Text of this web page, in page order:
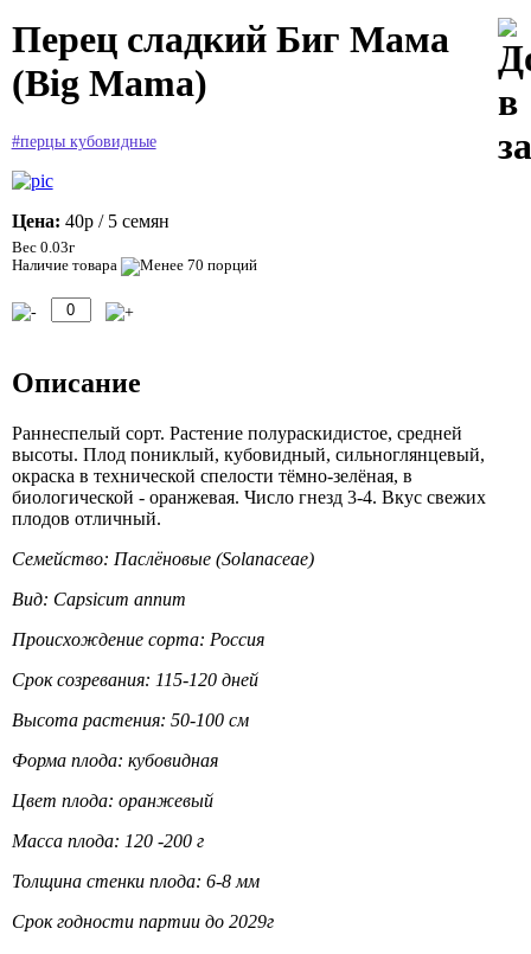
Перец сладкий Биг Мама
(Big Mama)
#перцы кубовидные
Цена: 40р / 5 семян
Вес 0.03г
Наличие товара
Описание
Раннеспелый сорт. Растение полураскидистое, средней
высоты. Плод пониклый, кубовидный, сильноглянцевый,
окраска в технической спелости тёмно-зелёная, в
биологической - оранжевая. Число гнезд 3-4. Вкус свежих
плодов отличный.
Семейство: Паслёновые (Solanaceae)
Вид: Capsicum annum
Происхождение сорта: Россия
Срок созревания: 115-120 дней
Высота растения: 50-100 см
Форма плода: кубовидная
Цвет плода: оранжевый
Масса плода: 120 -200 г
Толщина стенки плода: 6-8 мм
Срок годности партии до 2029г